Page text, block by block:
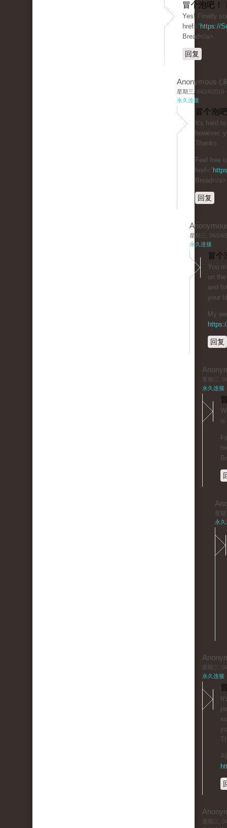
冒个泡吧！
Yes! Finally
href=" https://
Bread</a>.
回复
Anonymous (
星期三, 04/24/2019
永久连接
冒个泡
It's hard
however,
Thanks
Feel free
href="
Bread</a>
回复
星期三, 04/24/
永久连接
冒个
You
on
and
your
My
回复
星期三,
永久连接
is
星
永久
星期三,
永久连接
星期三,